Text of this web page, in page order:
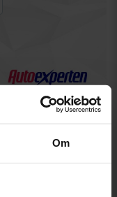
Om